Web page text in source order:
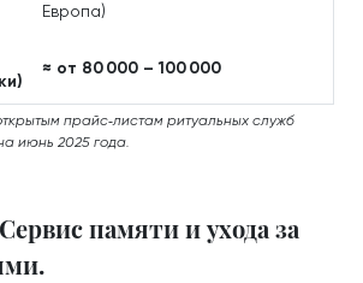
Европа)
≈ от 80 000 – 100 000
прайс‑листам ритуальных служб
июнь 2025 года.
памяти и ухода за